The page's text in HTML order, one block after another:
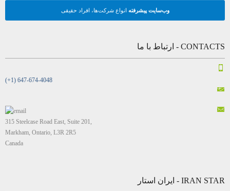
وب‌سایت پیشرفته انواع شرکت‌ها، افراد حقیقی
CONTACTS - ارتباط با ما
(+1) 647-674-4048
315 Steelcase Road East, Suite 201,
Markham, Ontario, L3R 2R5
Canada
IRAN STAR - ایران استار